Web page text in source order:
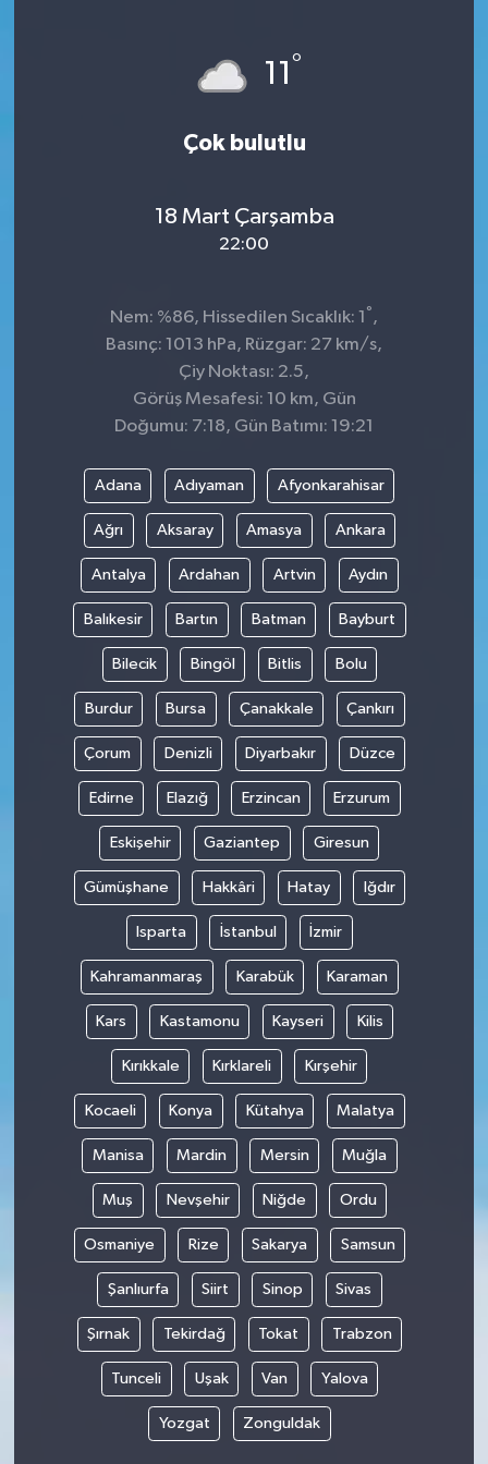
11°
Çok bulutlu
18 Mart Çarşamba
22:00
Nem: %86, Hissedilen Sıcaklık: 1 ° ,
Basınç: 1013 hPa, Rüzgar: 27 km/s,
Çiy Noktası: 2.5,
Görüş Mesafesi: 10 km, Gün
Doğumu: 7:18, Gün Batımı: 19:21
Adana Adıyaman Afyonkarahisar
Ağrı Aksaray Amasya Ankara
Antalya Ardahan Artvin Aydın
Balıkesir Bartın Batman Bayburt
Bilecik Bingöl Bitlis Bolu
Burdur Bursa Çanakkale Çankırı
Çorum Denizli Diyarbakır Düzce
Edirne Elazığ Erzincan Erzurum
Eskişehir Gaziantep Giresun
Gümüşhane Hakkâri Hatay Iğdır
Isparta İstanbul İzmir
Kahramanmaraş Karabük Karaman
Kars Kastamonu Kayseri Kilis
Kırıkkale Kırklareli Kırşehir
Kocaeli Konya Kütahya Malatya
Manisa Mardin Mersin Muğla
Muş Nevşehir Niğde Ordu
Osmaniye Rize Sakarya Samsun
Şanlıurfa Siirt Sinop Sivas
Şırnak Tekirdağ Tokat Trabzon
Tunceli Uşak Van Yalova
Yozgat Zonguldak
SİVİL TOPLUM
SOSYAL YAŞAM
ULUSAL HABERLER